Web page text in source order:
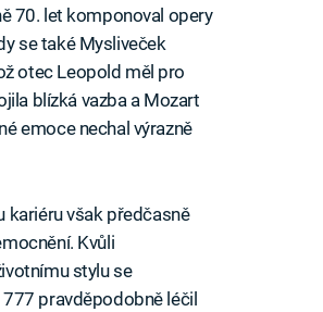
70. let komponoval opery
se také Mysliveček
otec Leopold měl pro
blízká vazba a Mozart
emoce nechal výrazně
kariéru však předčasně
Kvůli
stylu se
pravděpodobně léčil